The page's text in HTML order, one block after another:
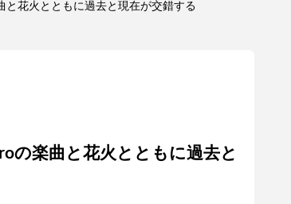
花火とともに過去と現在が交錯する
の楽曲と花火とともに過去と